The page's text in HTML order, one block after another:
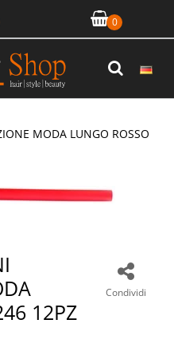
0
MODA LUNGO ROSSO
Condividi
12PZ